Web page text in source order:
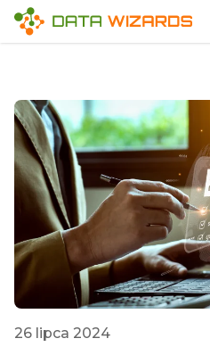
26 lipca 2024